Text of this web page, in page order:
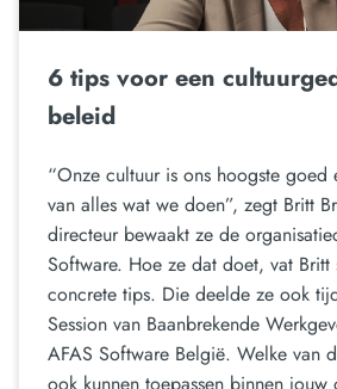
6 tips voor een
beleid
“Onze cultuur is ons hoogste goed
van alles wat we doen”, zegt Britt
directeur bewaakt ze de
Software. Hoe ze dat doet, vat Britt
concrete tips. Die deelde ze ook
Session van Baanbrekende
AFAS Software België. Welke van